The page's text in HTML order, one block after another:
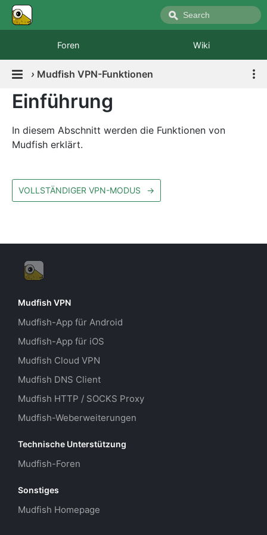
Foren Wiki
› Mudfish VPN-Funktionen
Einführung
In diesem Abschnitt werden die Funktionen von
Mudfish erklärt.
VOLLSTÄNDIGER VPN-MODUS →
Mudfish VPN
Mudfish-App für Android
Mudfish-App für iOS
Mudfish Cloud VPN
Mudfish DNS Client
Mudfish HTTP / SOCKS Proxy
Mudfish-Weberweiterungen
Technische Unterstützung
Mudfish-Foren
Sonstiges
Mudfish Homepage